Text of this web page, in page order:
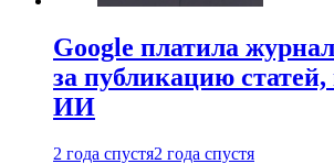
Google платила
за публикацию
ИИ
2 года спустя2 года спустя